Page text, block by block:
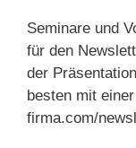
Seminare und
für den
der
besten mit
firma.com/